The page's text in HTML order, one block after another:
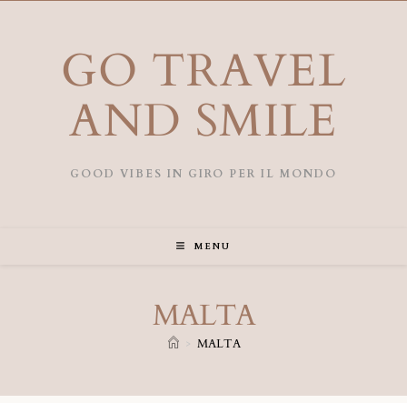
GO TRAVEL
AND SMILE
GOOD VIBES IN GIRO PER IL MONDO
MENU
MALTA
> MALTA